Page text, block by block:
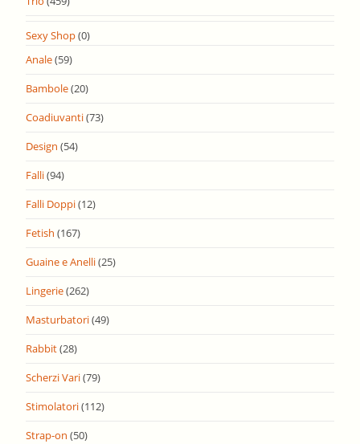
Sexy Shop(0)
Anale(59)
Bambole(20)
Coadiuvanti(73)
Design (54)
Falli(94)
Falli Doppi(12)
Fetish (167)
Guaine e Anelli(25)
Lingerie(262)
Masturbatori(49)
Rabbit(28)
Scherzi Vari(79)
Stimolatori(112)
Strap-on (50)